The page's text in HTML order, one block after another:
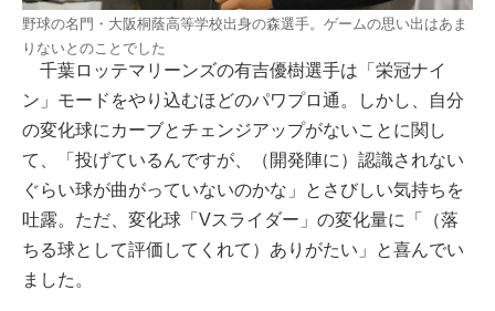
野球の名門・大阪桐蔭高等学校出身の森選手。ゲームの思い出はあま
りないとのことでした
千葉ロッテマリーンズの有吉優樹選手は「栄冠ナイ
ン」モードをやり込むほどのパワプロ通。しかし、自分
の変化球にカーブとチェンジアップがないことに関し
て、「投げているんですが、（開発陣に）認識されない
ぐらい球が曲がっていないのかな」とさびしい気持ちを
吐露。ただ、変化球「Vスライダー」の変化量に「（落
ちる球として評価してくれて）ありがたい」と喜んでい
ました。